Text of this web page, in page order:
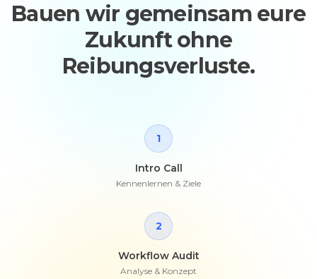
Bauen wir gemeinsam eure
Zukunft ohne
Reibungsverluste.
1
Intro Call
Kennenlernen & Ziele
2
Workflow Audit
Analyse & Konzept